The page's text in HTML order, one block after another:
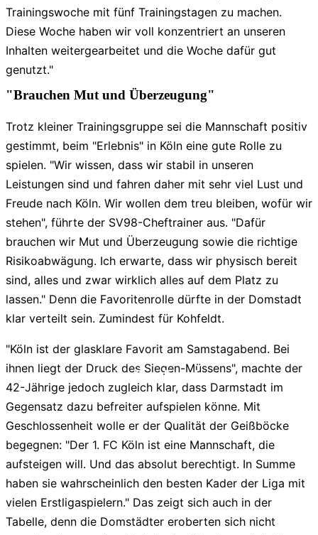
liga2-online.de
Trainingswoche mit fünf Trainingstagen zu machen.
Diese Woche haben wir voll konzentriert an unseren
Inhalten weitergearbeitet und die Woche dafür gut
genutzt."
"Brauchen Mut und Überzeugung"
Trotz kleiner Trainingsgruppe sei die Mannschaft positiv
gestimmt, beim "Erlebnis" in Köln eine gute Rolle zu
spielen. "Wir wissen, dass wir stabil in unseren
Leistungen sind und fahren daher mit sehr viel Lust und
Freude nach Köln. Wir wollen dem treu bleiben, wofür wir
stehen", führte der SV98-Cheftrainer aus. "Dafür
brauchen wir Mut und Überzeugung sowie die richtige
Risikoabwägung. Ich erwarte, dass wir physisch bereit
sind, alles und zwar wirklich alles auf dem Platz zu
lassen." Denn die Favoritenrolle dürfte in der Domstadt
klar verteilt sein. Zumindest für Kohfeldt.
"Köln ist der glasklare Favorit am Samstagabend. Bei
ihnen liegt der Druck des Siegen-Müssens", machte der
42-Jährige jedoch zugleich klar, dass Darmstadt im
Gegensatz dazu befreiter aufspielen könne. Mit
Geschlossenheit wolle er der Qualität der Geißböcke
begegnen: "Der 1. FC Köln ist eine Mannschaft, die
aufsteigen will. Und das absolut berechtigt. In Summe
haben sie wahrscheinlich den besten Kader der Liga mit
vielen Erstligaspielern." Das zeigt sich auch in der
Tabelle, denn die Domstädter eroberten sich nicht